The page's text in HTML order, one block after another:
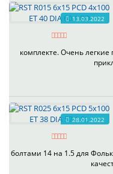
13.03.2022
комплекте. Очень
28.01.2022
болтами 14 на 1.5 для